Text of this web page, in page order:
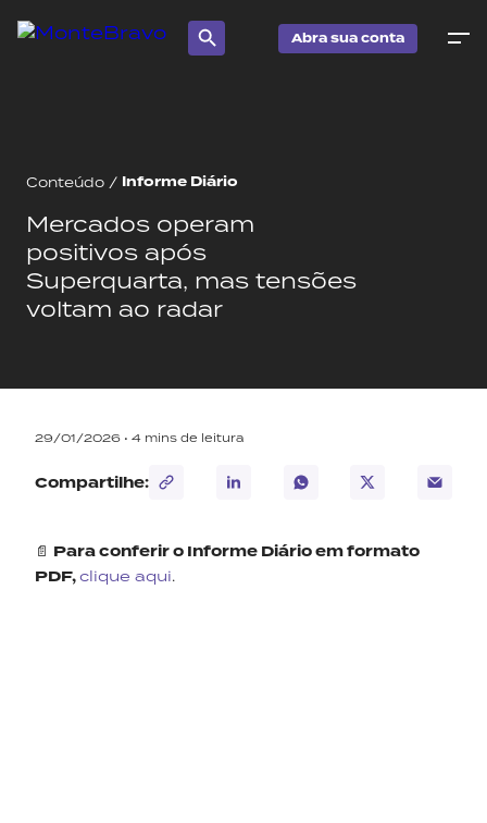
Abra sua conta
Conteúdo / Informe Diário
Mercados operam
positivos após
Superquarta, mas tensões
voltam ao radar
29/01/2026 • 4 mins de leitura
Compartilhe:
📄 Para conferir o Informe Diário em formato
PDF,clique aqui.